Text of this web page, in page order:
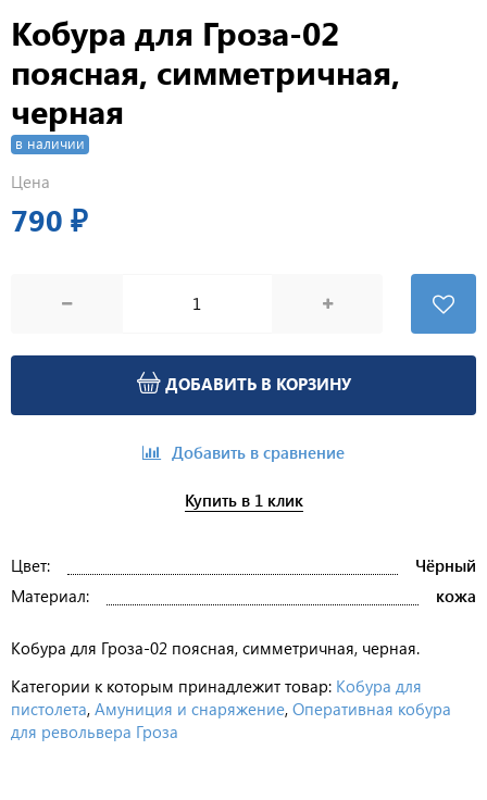
Кобура для Гроза-02
поясная, симметричная,
черная
в наличии
Цена
790 ₽
ДОБАВИТЬ В КОРЗИНУ
Добавить в сравнение
Купить в 1 клик
Цвет:
Чёрный
Материал:
кожа
Кобура для Гроза-02 поясная, симметричная, черная.
Категории к которым принадлежит товар: Кобура для
пистолета, Амуниция и снаряжение, Оперативная кобура
для револьвера Гроза